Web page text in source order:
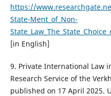
https://
State-Ment_of_Non-
[in English]
9. Private International Law
Research Service of the
published on 17 April 2025.